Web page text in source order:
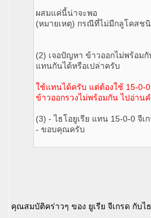
ผสมแค่นี้น่าจะพอ
(หมายเหตุ) กรณีที่ไม่มีกลูโคสช
(2) เจอปัญหา ข้าวออกไม่พร้อมกั
แทนกันได้หรือเปล่าครับ
ใช้แทนได้ครับ แต่ต้องใช้ 15-0-
ข้าวออกรวงไม่พร้อมกัน ไปอ่าน
(3) - ไธโอยูเรีย แทน 15-0-0 จีเ
- ขอบคุณครับ
คุณสมบัติคร่าวๆ ของ ยูเรีย จีเกรด กับไ